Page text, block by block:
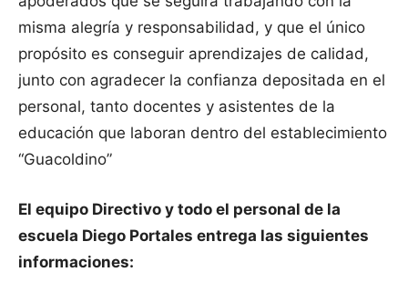
misma alegría y responsabilidad, y que el único
propósito es conseguir aprendizajes de calidad,
junto con agradecer la confianza depositada en el
personal, tanto docentes y asistentes de la
educación que laboran dentro del establecimiento
“Guacoldino”
El equipo Directivo y todo el personal de la
escuela Diego Portales entrega las siguientes
informaciones: